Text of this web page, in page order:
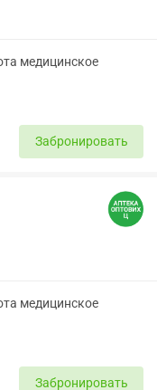
медицинское
Забронировать
медицинское
Забронировать